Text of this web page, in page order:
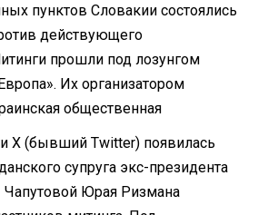
пунктов Словакии состоялись
действующего
прошли под лозунгом
Их организатором
общественная
X (бывший Twitter) появилась
супруга экс-президента
Чапутовой Юрая Ризмана